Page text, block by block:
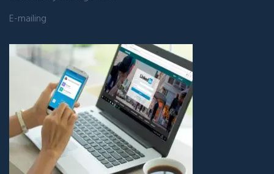
E-mailing